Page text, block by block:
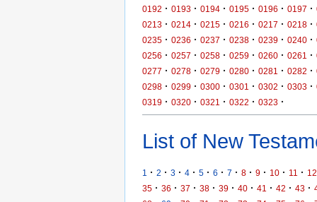
0192 · 0193 · 0194 · 0195 · 0196 · 0197 ·
0213 · 0214 · 0215 · 0216 · 0217 · 0218 ·
0235 · 0236 · 0237 · 0238 · 0239 · 0240 ·
0256 · 0257 · 0258 · 0259 · 0260 · 0261 ·
0277 · 0278 · 0279 · 0280 · 0281 · 0282 ·
0298 · 0299 · 0300 · 0301 · 0302 · 0303 ·
0319 · 0320 · 0321 · 0322 · 0323 ·
List of New
1 · 2 · 3 · 4 · 5 · 6 · 7 · 8 · 9 · 10 · 11 · 12
35 · 36 · 37 · 38 · 39 · 40 · 41 · 42 · 43 ·